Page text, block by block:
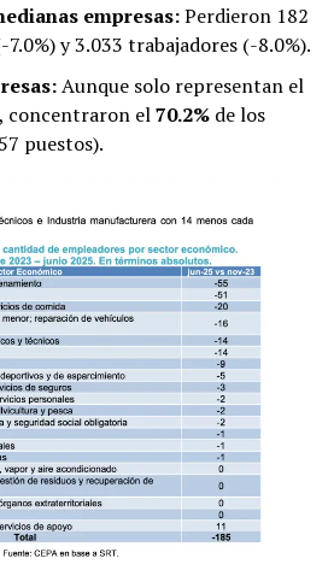
empresas:Perdieron 182
y 3.033 trabajadores (-8.0%).
Aunque solo representan el
concentraron el70.2%de los
puestos).